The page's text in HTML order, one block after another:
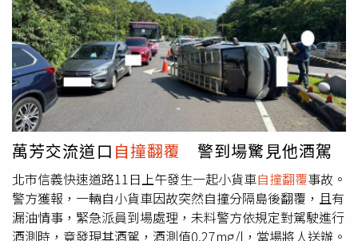
萬芳交流道口 自撞翻覆 警到場驚見他酒駕
北市信義快速道路11日上午發生一起小貨車自撞翻覆事故。
警方獲報，一輛自小貨車因故突然自撞分隔島後翻覆，且有
漏油情事，緊急派員到場處理，未料警方依規定對駕駛進行
酒測時，竟發現其酒駕，酒測值0.27mg/l，當場將人送辦。